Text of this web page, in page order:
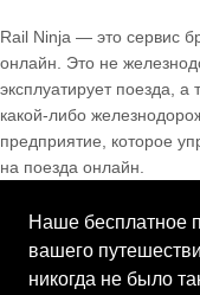
Rail Ninja — это сервис
онлайн. Это не
эксплуатирует поезда,
какой-либо
предприятие, которое
на поезда онлайн.
Наше бесплатное
вашего
никогда не было